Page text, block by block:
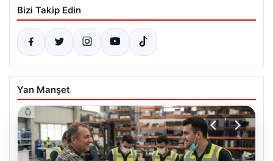
Bizi Takip Edin
Yan Manşet